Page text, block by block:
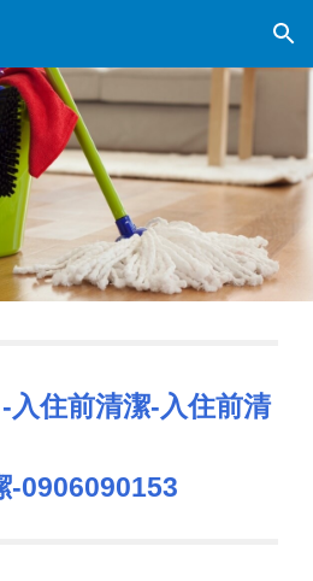
Skip to navigation
入住前清潔-入住前清
-0906090153